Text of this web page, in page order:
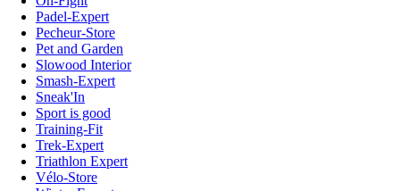
Padel-Expert
Pecheur-Store
Pet and Garden
Slowood Interior
Smash-Expert
Sneak'In
Sport is good
Training-Fit
Trek-Expert
Triathlon Expert
Vélo-Store